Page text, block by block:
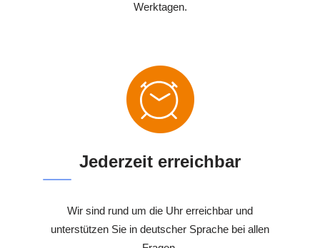
Werktagen.
Jederzeit erreichbar
Wir sind rund um die Uhr erreichbar und
unterstützen Sie in deutscher Sprache bei allen